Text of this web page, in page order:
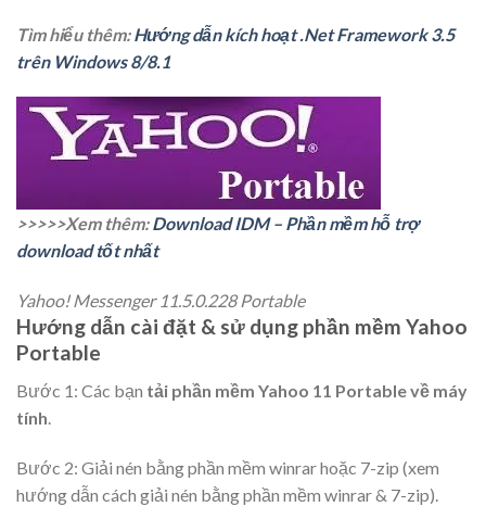
Tìm hiểu thêm:Hướng dẫn kích hoạt .Net Framework 3.5
trên Windows 8/8.1
>>>>>Xem thêm:Download IDM – Phần mềm hỗ trợ
download tốt nhất
Yahoo! Messenger 11.5.0.228 Portable
Hướng dẫn cài đặt & sử dụng phần mềm Yahoo
Portable
Bước 1: Các bạn tải phần mềm Yahoo 11 Portable về máy
tính
Bước 2: Giải nén bằng phần mềm winrarhoặc 7-zip (xem
hướng dẫn cách giải nén bằng phần mềm winrar & 7-zip).